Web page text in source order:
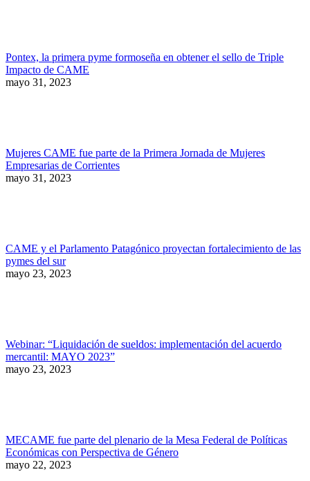
Pontex, la primera pyme formoseña en obtener el sello de Triple
Impacto de CAME
mayo 31, 2023
Mujeres CAME fue parte de la Primera Jornada de Mujeres
Empresarias de Corrientes
mayo 31, 2023
CAME y el Parlamento Patagónico proyectan fortalecimiento de las
pymes del sur
mayo 23, 2023
Webinar: “Liquidación de sueldos: implementación del acuerdo
mercantil: MAYO 2023”
mayo 23, 2023
MECAME fue parte del plenario de la Mesa Federal de Políticas
Económicas con Perspectiva de Género
mayo 22, 2023